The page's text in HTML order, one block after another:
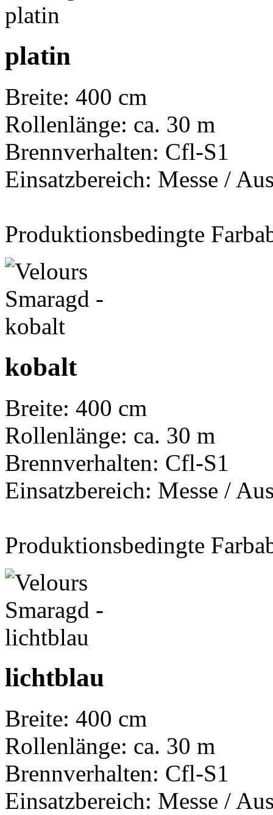
platin
Breite: 400 cm
Rollenlänge: ca. 30 m
Brennverhalten: Cfl-S1
Einsatzbereich: Messe /
Produktionsbedingte
kobalt
Breite: 400 cm
Rollenlänge: ca. 30 m
Brennverhalten: Cfl-S1
Einsatzbereich: Messe /
Produktionsbedingte
lichtblau
Breite: 400 cm
Rollenlänge: ca. 30 m
Brennverhalten: Cfl-S1
Einsatzbereich: Messe /